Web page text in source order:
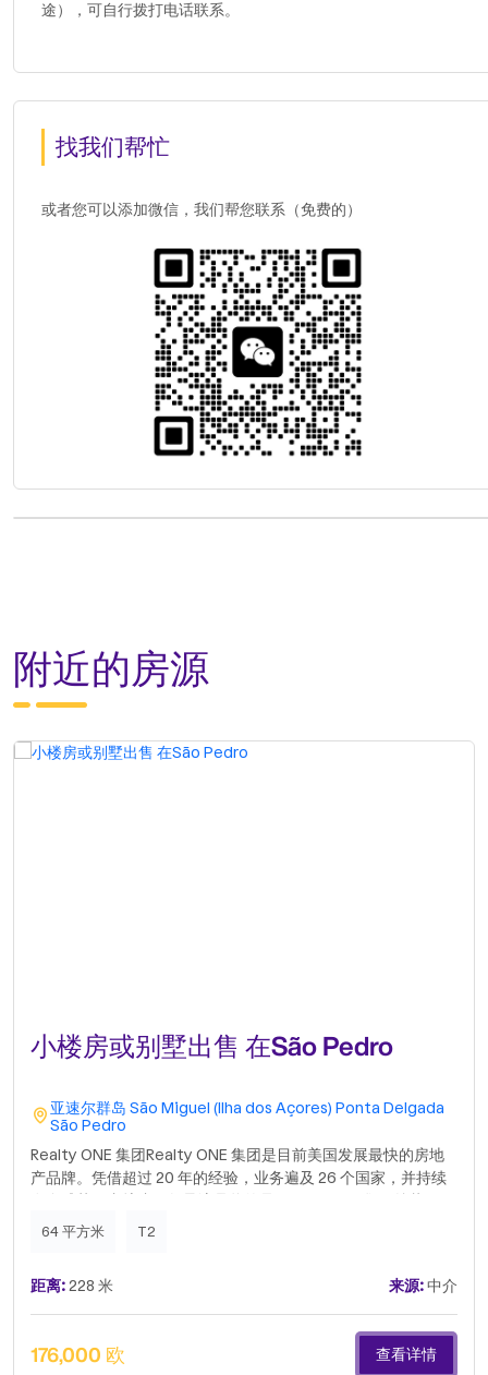
途），可自行拨打电话联系。
找我们帮忙
或者您可以添加微信，我们帮您联系（免费的）
附近的房源
小楼房或别墅出售 在São Pedro
亚速尔群岛 São Miguel (Ilha dos Açores) Ponta Delgada
São Pedro
Realty ONE 集团Realty ONE 集团是目前美国发展最快的房地
产品牌。凭借超过 20 年的经验，业务遍及 26 个国家，并持续
Vinnie Tracey，他曾领导全球领先的房地产公司之一长达 40
们的顾问接受由业内各领域顶尖专家提供的卓越的国内和国际培
训。所有培训均免费，确保我们的团队能够以最高的效率为您提
供支持。“在您享受生活乐趣的同时，轻松、便捷、安全地买卖
房产。”一处房产，一个梦想，一种生活方式。.
64 平方米 T2
距离:228 米 来源:中介
176,000 欧 查看详情